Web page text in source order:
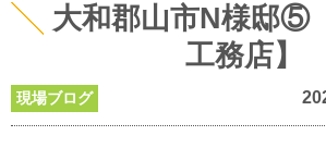
大和郡山市N様邸
工務店】
現場ブログ